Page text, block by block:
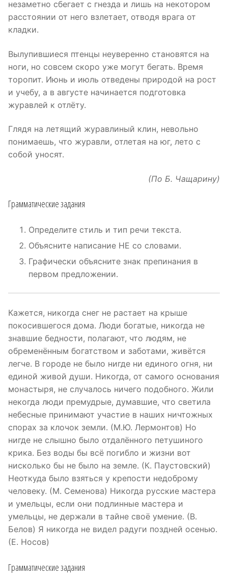
незаметно сбегает с гнезда и лишь на некотором
расстоянии от него взлетает, отводя врага от
кладки.
Вылупившиеся птенцы неуверенно становятся на
ноги, но совсем скоро уже могут бегать. Время
торопит. Июнь и июль отведены приро­дой на рост
и учебу, а в августе начинается подготов­ка
журавлей к отлёту.
Глядя на летящий журавлиный клин, невольно
понимаешь, что журавли, отлетая на юг, лето с
собой уносят.
(По Б. Чащарину)
Грамматические задания
Определите стиль и тип речи текста.
Объясните написание НЕ со словами.
Графически объясните знак препинания в
первом предложении.
Кажется, никогда снег не растает на крыше
покосившегося дома. Люди богатые, никогда не
знавшие бедности, полагают, что людям, не
обременённым богатством и заботами, живётся
легче. В городе не было нигде ни единого огня, ни
единой живой души. Никогда, от самого основания
монастыря, не случалось ничего подобного. Жили
некогда люди премудрые, думавшие, что светила
небесные принимают участие в наших ничтожных
спорах за клочок земли. (М.Ю. Лермонтов) Но
нигде не слышно было отдалённого петушиного
крика. Без воды бы всё погибло и жизни вот
нисколько бы не было на земле. (К. Паустовский)
Неоткуда было взяться у крепости недоброму
человеку. (М. Семенова) Никогда русские мастера
и умельцы, если они подлинные мастера и
умельцы, не держали в тайне своё умение. (В.
Белов) Я никогда не видел радуги поздней осенью.
(Е. Носов)
Грамматические задания